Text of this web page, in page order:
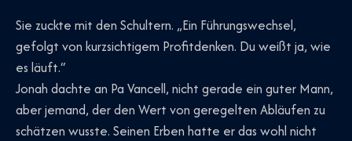
Sie zuckte mit den Schultern. „Ein Führungswechsel,
gefolgt von kurzsichtigem Profitdenken. Du weißt ja, wie
es läuft.“
Jonah dachte an Pa Vancell, nicht gerade ein guter Mann,
aber jemand, der den Wert von geregelten Abläufen zu
schätzen wusste. Seinen Erben hatte er das wohl nicht